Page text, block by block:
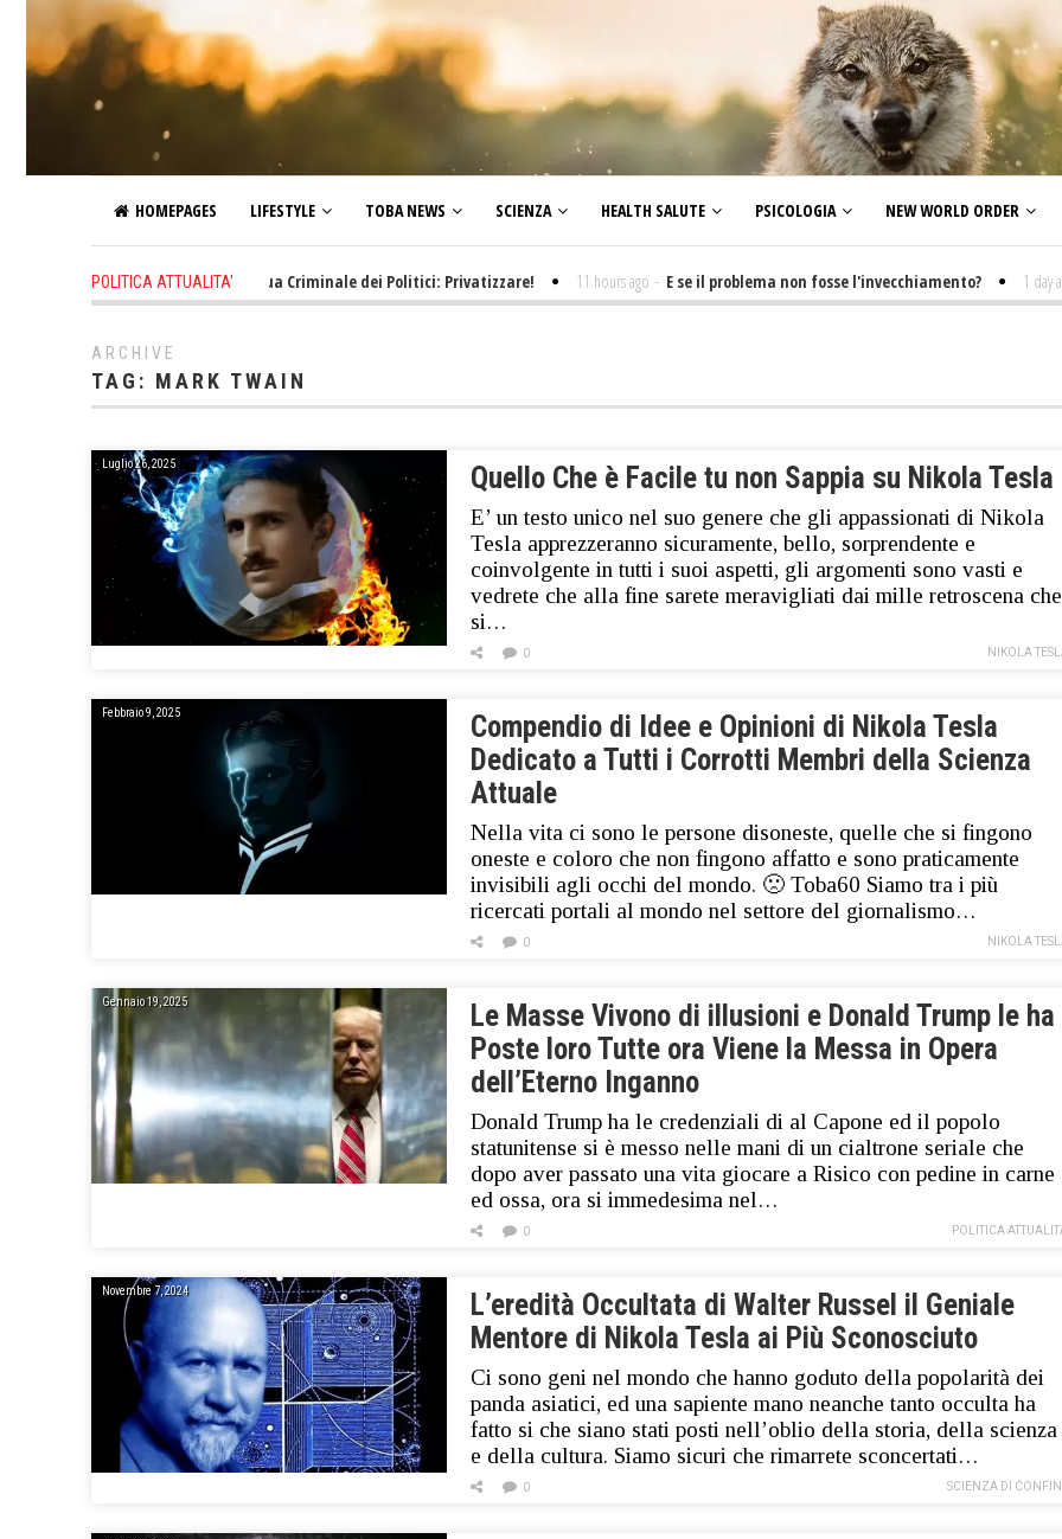
HOMEPAGES LIFESTYLE TOBA NEWS SCIENZA HEALTH SALUTE PSICOLOGIA NEW WORLD ORDER
POLITICA ATTUALITA'
1 hour ago - La Neolingua Criminale dei Politici: Privatizzare! 11 hours ago - E se il problema non fosse l'invecchiamento? 1 day ago -
ARCHIVE
TAG: MARK TWAIN
Luglio 26, 2025 Quello Che è Facile tu non Sappia su Nikola Tesla
E’ un testo unico nel suo genere che gli appassionati di Nikola
Tesla apprezzeranno sicuramente, bello, sorprendente e
coinvolgente in tutti i suoi aspetti, gli argomenti sono vasti e
vedrete che alla fine sarete meravigliati dai mille retroscena che
si…
NIKOLA
0
Febbraio 9, 2025
Compendio di Idee e Opinioni di Nikola Tesla
Dedicato a Tutti i Corrotti Membri della Scienza
Attuale
Nella vita ci sono le persone disoneste, quelle che si fingono
oneste e coloro che non fingono affatto e sono praticamente
invisibili agli occhi del mondo. 🙁 Toba60 Siamo tra i più
ricercati portali al mondo nel settore del giornalismo…
NIKOLA
0
Gennaio 19, 2025
Le Masse Vivono di illusioni e Donald Trump le ha
Poste loro Tutte ora Viene la Messa in Opera
dell’Eterno Inganno
Donald Trump ha le credenziali di al Capone ed il popolo
statunitense si è messo nelle mani di un cialtrone seriale che
dopo aver passato una vita giocare a Risico con pedine in carne
ed ossa, ora si immedesima nel…
POLITICA
0
Novembre 7, 2024
L’eredità Occultata di Walter Russel il Geniale
Mentore di Nikola Tesla ai Più Sconosciuto
Ci sono geni nel mondo che hanno goduto della popolarità dei
panda asiatici, ed una sapiente mano neanche tanto occulta ha
fatto si che siano stati posti nell’oblio della storia, della scienza
e della cultura. Siamo sicuri che rimarrete sconcertati…
SCIENZA DI
0